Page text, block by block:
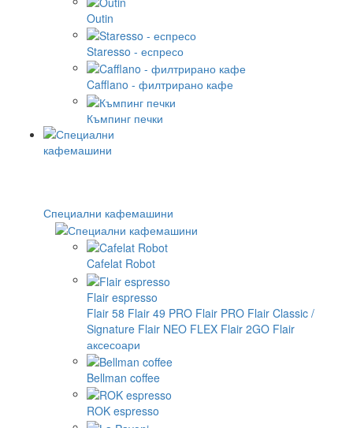
Outin
Staresso - еспресо
Cafflano - филтрирано кафе
Къмпинг печки
Специални кафемашини
Cafelat Robot
Flair espresso
Flair 58 Flair 49 PRO Flair PRO Flair Classic /
Signature Flair NEO FLEX Flair 2GO Flair
аксесоари
Bellman coffee
ROK espresso